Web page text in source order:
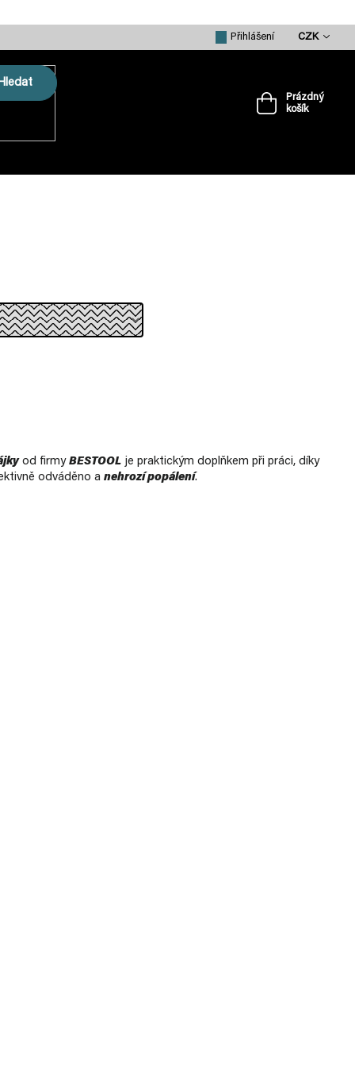
CZK
Přihlášení
Nákupní
Prázdný
košík
od firmy BESTOOL je praktickým doplňkem při práci, díky
odváděno a nehrozí popálení.